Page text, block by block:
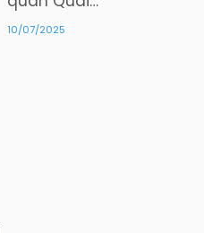
10/07/2025